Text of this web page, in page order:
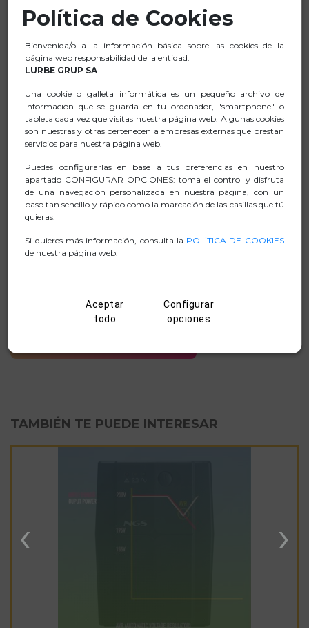
podemos conectar hasta 99 unidades en serie para
poder disfrutar del mismo contenido en todas ellas, bien
Incluye además una entrada de micrófono jack 6,3mm
para poder disfrutar del mejor karaoke en tus fiestas.
Gracias a su mando a distancia, podrás controlar todas
las funciones desde el sofá o a distancia.
Diseño elegante y minimalista, con acabado en blanco y
una base para colocarla en el suelo que se ajusta a
Acabado en madera de alta calidad que proporciona una
mejor calidad de sonido.
FICHA TÉCNICA
TAMBIÉN TE PUEDE INTERESAR
‹ ›
Política de Cookies
Bienvenida/o a la información básica sobre las cookies de la
página web responsabilidad de la entidad:
LURBE GRUP SA
Una cookie o galleta informática es un pequeño archivo de
información que se guarda en tu ordenador, "smartphone" o
tableta cada vez que visitas nuestra página web. Algunas cookies
son nuestras y otras pertenecen a empresas externas que prestan
servicios para nuestra página web.
Puedes configurarlas en base a tus preferencias en nuestro
apartado CONFIGURAR OPCIONES: toma el control y disfruta
de una navegación personalizada en nuestra página, con un
paso tan sencillo y rápido como la marcación de las casillas que tú
quieras.
Si quieres más información, consulta la POLÍTICA DE COOKIES
de nuestra página web.
Aceptar
todo
Configurar
opciones